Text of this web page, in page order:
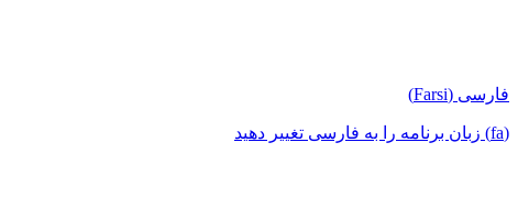
فارسی (Farsi)
(fa) زبان برنامه را به فارسی تغییر دهید